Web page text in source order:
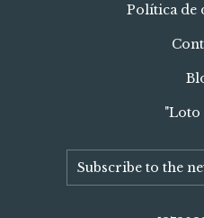
Política de
"Loto